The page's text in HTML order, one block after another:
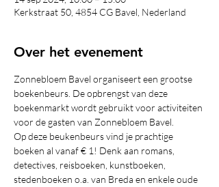
Kerkstraat 50, 4854 CG Bavel, Nederland
Over het evenement
Zonnebloem Bavel organiseert een grootse
boekenbeurs. De opbrengst van deze
boekenmarkt wordt gebruikt voor activiteiten
voor de gasten van Zonnebloem Bavel.
Op deze beukenbeurs vind je prachtige
boeken al vanaf € 1! Denk aan romans,
detectives, reisboeken, kunstboeken,
stedenboeken o.a. van Breda en enkele oude